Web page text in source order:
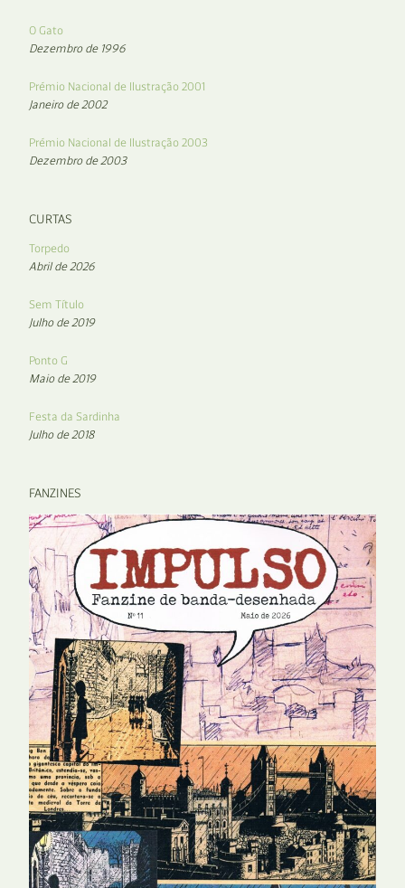
O Gato
Dezembro de 1996
Prémio Nacional de Ilustração 2001
Janeiro de 2002
Prémio Nacional de Ilustração 2003
Dezembro de 2003
CURTAS
Torpedo
Abril de 2026
Sem Título
Julho de 2019
Ponto G
Maio de 2019
Festa da Sardinha
Julho de 2018
FANZINES